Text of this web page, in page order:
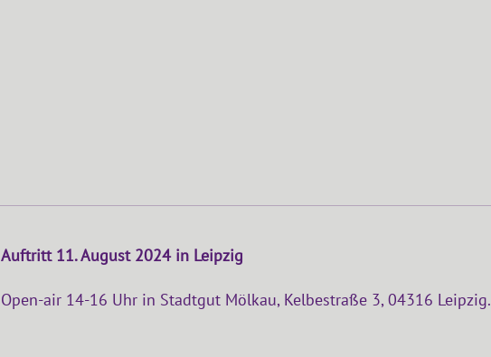
Auftritt 11. August 2024 in Leipzig
Open-air 14-16 Uhr in Stadtgut Mölkau, Kelbestraße 3, 04316 Leipzig.